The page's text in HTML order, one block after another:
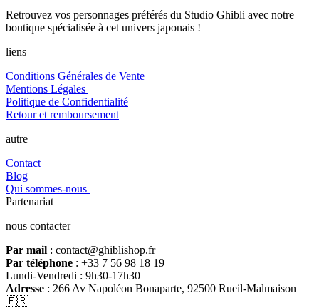
Retrouvez vos personnages préférés du Studio Ghibli avec notre
boutique spécialisée à cet univers japonais !
liens
Conditions Générales de Vente
Mentions Légales
Politique de Confidentialité
Retour et remboursement
autre
Contact
Blog
Qui sommes-nous
Partenariat
nous contacter
Par mail : contact@ghiblishop.fr
Par téléphone : +33 7 56 98 18 19
Lundi-Vendredi : 9h30-17h30
Adresse : 266 Av Napoléon Bonaparte, 92500 Rueil-Malmaison
🇫🇷